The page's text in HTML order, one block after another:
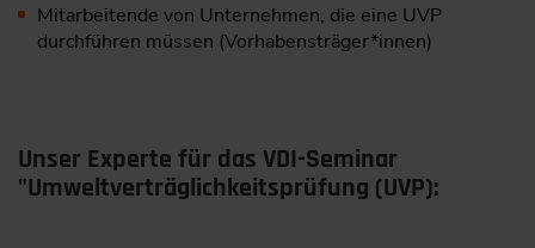
Mitarbeitende von Unternehmen, die eine UVP
durchführen müssen (Vorhabensträger*innen)
Unser Experte für das VDI-Seminar
"Umweltverträglichkeitsprüfung (UVP):